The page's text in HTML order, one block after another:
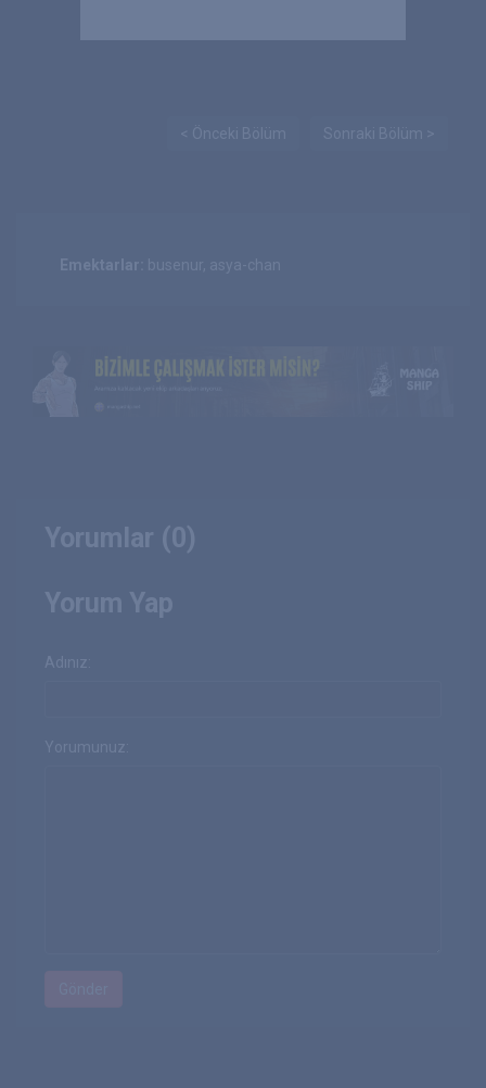
Yorumlar (0)
Yorum Yap
Adınız:
Yorumunuz: